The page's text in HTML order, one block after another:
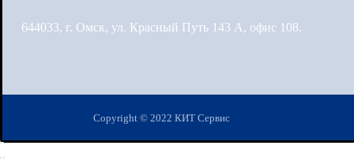
644033, г. Омск, ул. Красный Путь 143 А, офис 108.
Copyright © 2022 КИТ Сервис